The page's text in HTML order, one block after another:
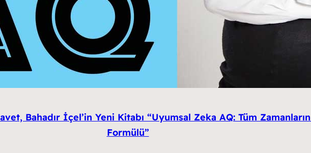
Bahadır İçel’in Yeni Kitabı “Uyumsal Zeka AQ: Tüm Zamanların
Formülü”